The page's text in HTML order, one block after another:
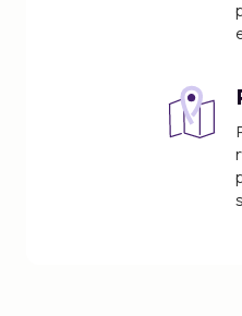
Portland Place - 1,5
Hyde Park Corner -
Londres (LCY-
Aeroporto de
Aeroporto de
Londres (LTN-Luton)
Londres (STN-